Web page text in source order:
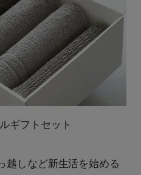
ギフトセット
越しなど新生活を始める